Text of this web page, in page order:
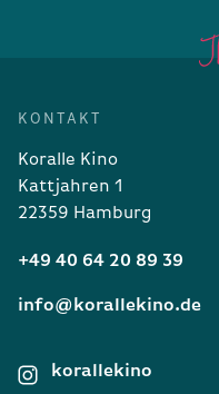
KONTAKT
Koralle Kino
Kattjahren 1
22359 Hamburg
+49 40 64 20 89 39
info@korallekino.de
korallekino